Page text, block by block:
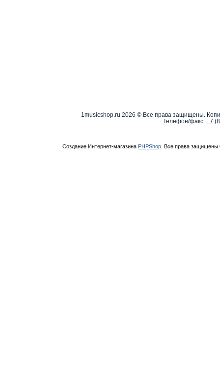
1musicshop.ru 2026 © Все права защищены.
Телефон/факс: +7
Создание Интернет-магазина PHPShop . Все права защищены